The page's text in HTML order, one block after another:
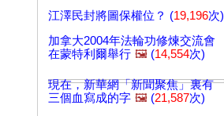
江澤民封將圖保權位？ (19,196次)
加拿大2004年法輪功修煉交流會
在蒙特利爾舉行 🖼️ (14,554次)
現在，新華網「新聞聚焦」裏有
三個血寫成的字 🖼️ (21,587次)